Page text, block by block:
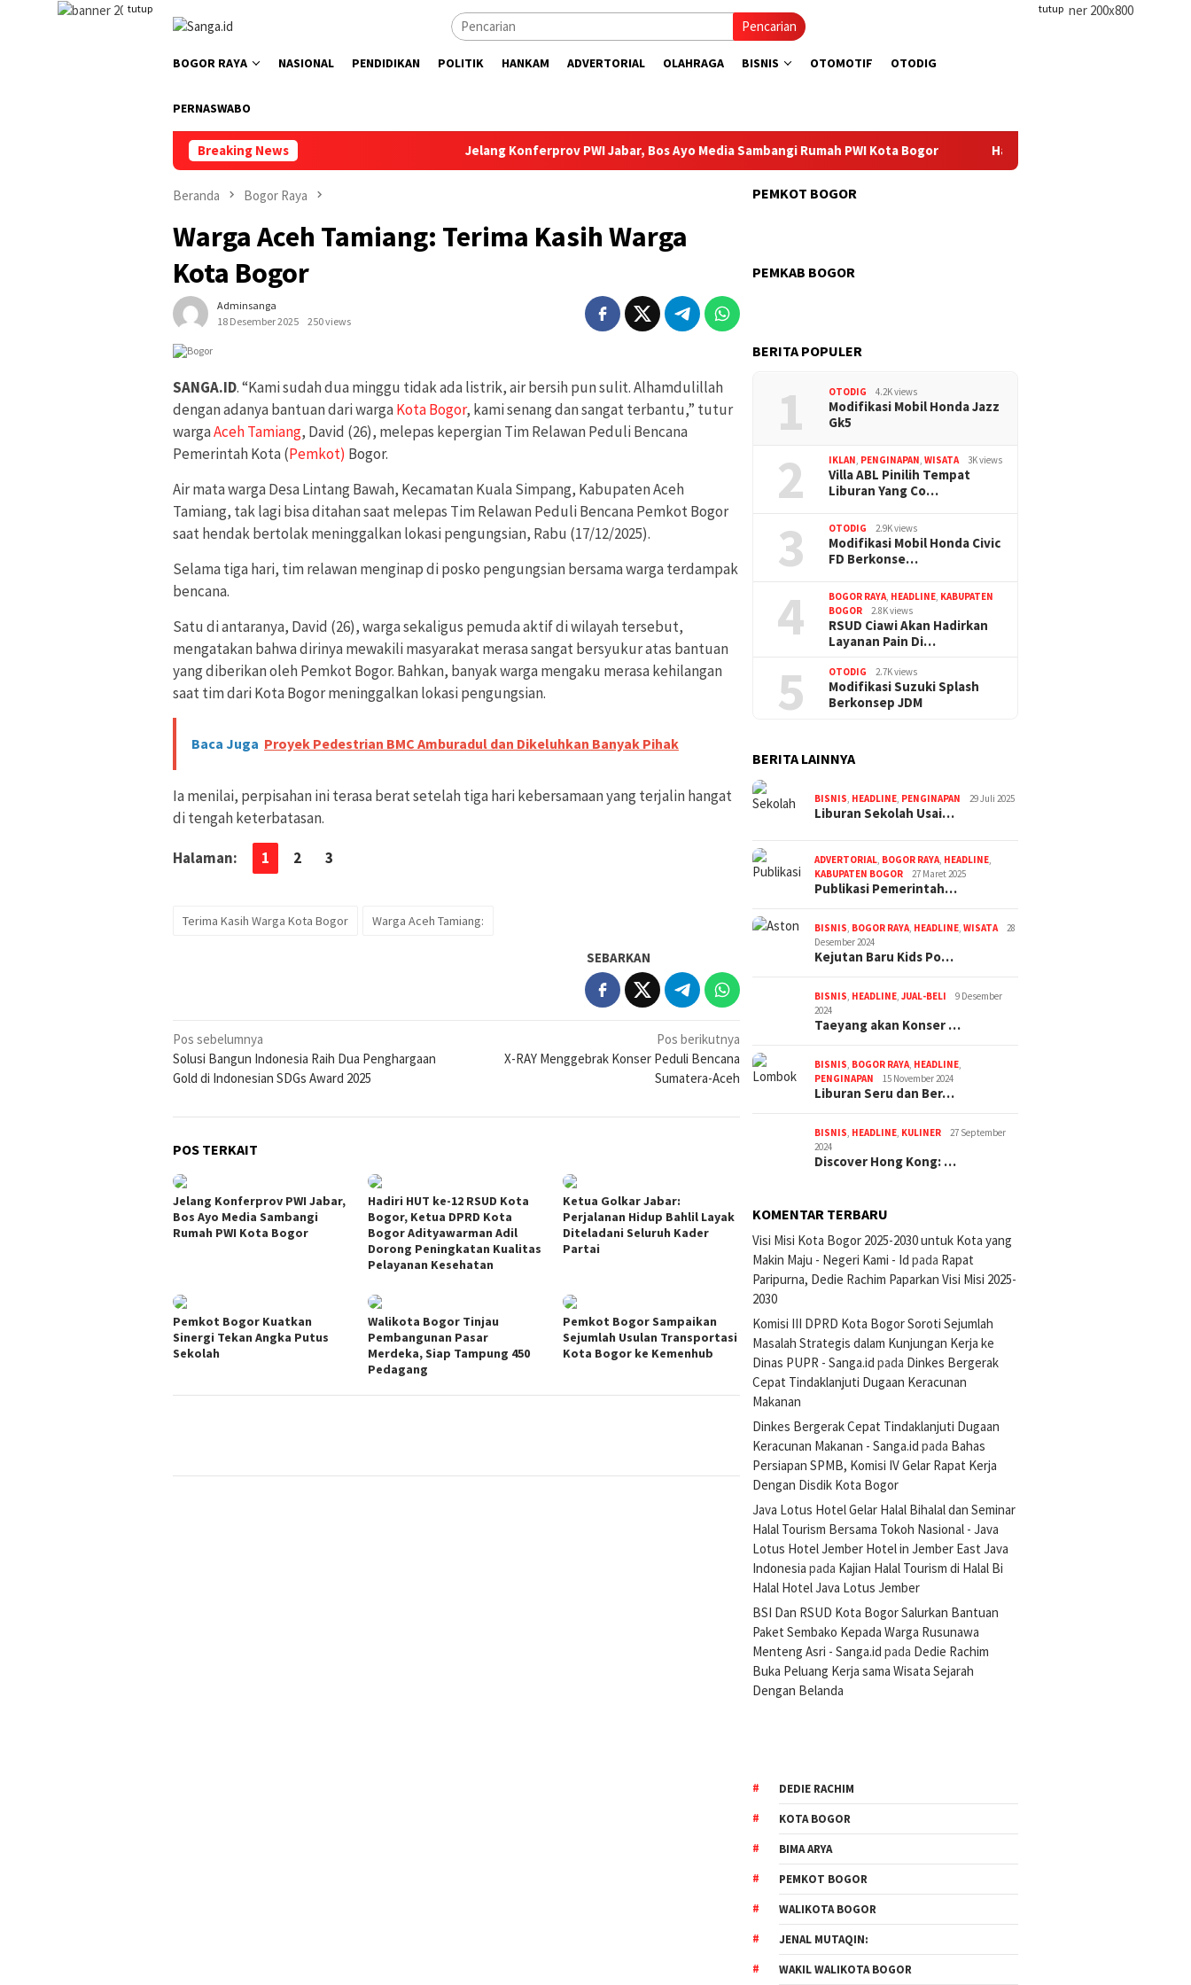
tutup tutup
Pencarian
BOGOR RAYA NASIONAL PENDIDIKAN POLITIK HANKAM ADVERTORIAL OLAHRAGA BISNIS OTOMOTIF OTODIG
PERNASWABO
Breaking News Jelang Konferprov PWI Jabar, Bos Ayo Media Sambangi Rumah PWI Kota Bogor Hadiri HUT ke-12 RSUD Kota Bogor,
Beranda Bogor Raya
Warga Aceh Tamiang: Terima Kasih Warga
Kota Bogor
Adminsanga
18 Desember 2025
250 views
SANGA.ID. “Kami sudah dua minggu tidak ada listrik, air bersih pun sulit. Alhamdulillah
dengan adanya bantuan dari wargaKota Bogor, kami senang dan sangat terbantu,” tutur
wargaAceh Tamiang, David (26), melepas kepergian Tim Relawan Peduli Bencana
Pemerintah Kota (Pemkot) Bogor.
Air mata warga Desa Lintang Bawah, Kecamatan Kuala Simpang, Kabupaten Aceh
Tamiang, tak lagi bisa ditahan saat melepas Tim Relawan Peduli Bencana Pemkot Bogor
saat hendak bertolak meninggalkan lokasi pengungsian, Rabu (17/12/2025).
Selama tiga hari, tim relawan menginap di posko pengungsian bersama warga terdampak
bencana.
Satu di antaranya, David (26), warga sekaligus pemuda aktif di wilayah tersebut,
mengatakan bahwa dirinya mewakili masyarakat merasa sangat bersyukur atas bantuan
yang diberikan oleh Pemkot Bogor. Bahkan, banyak warga mengaku merasa kehilangan
saat tim dari Kota Bogor meninggalkan lokasi pengungsian.
Baca Juga Proyek Pedestrian BMC Amburadul dan Dikeluhkan Banyak Pihak
Ia menilai, perpisahan ini terasa berat setelah tiga hari kebersamaan yang terjalin hangat
di tengah keterbatasan.
Halaman: 1 2 3
Terima Kasih Warga Kota Bogor Warga Aceh Tamiang:
SEBARKAN
Navigasi
pos
Pos sebelumnya
Solusi Bangun Indonesia Raih Dua Penghargaan
Gold di Indonesian SDGs Award 2025
Pos berikutnya
X-RAY Menggebrak Konser Peduli Bencana
Sumatera-Aceh
POS TERKAIT
Jelang Konferprov PWI Jabar,
Bos Ayo Media Sambangi
Rumah PWI Kota Bogor
Hadiri HUT ke-12 RSUD Kota
Bogor, Ketua DPRD Kota
Bogor Adityawarman Adil
Dorong Peningkatan Kualitas
Pelayanan Kesehatan
Ketua Golkar Jabar:
Perjalanan Hidup Bahlil Layak
Diteladani Seluruh Kader
Partai
Pemkot Bogor Kuatkan
Sinergi Tekan Angka Putus
Sekolah
Walikota Bogor Tinjau
Pembangunan Pasar
Merdeka, Siap Tampung 450
Pedagang
Pemkot Bogor Sampaikan
Sejumlah Usulan Transportasi
Kota Bogor ke Kemenhub
PEMKOT BOGOR
PEMKAB BOGOR
BERITA POPULER
1 OTODIG 4.2K views
Modifikasi Mobil Honda Jazz
Gk5
2 IKLAN, PENGINAPAN,WISATA 3K views
Villa ABL Pinilih Tempat
Liburan Yang Co…
3 OTODIG 2.9K views
Modifikasi Mobil Honda Civic
FD Berkonse…
4 BOGOR RAYA, HEADLINE, KABUPATEN
BOGOR
2.8K views
RSUD Ciawi Akan Hadirkan
Layanan Pain Di…
5 OTODIG 2.7K views
Modifikasi Suzuki Splash
Berkonsep JDM
BERITA LAINNYA
BISNIS, HEADLINE, PENGINAPAN 29 Juli 2025
Liburan Sekolah Usai…
ADVERTORIAL, BOGOR RAYA, HEADLINE,
KABUPATEN BOGOR
27 Maret 2025
Publikasi Pemerintah…
BISNIS, BOGOR RAYA, HEADLINE,WISATA
28
Desember 2024
Kejutan Baru Kids Po…
BISNIS, HEADLINE,JUAL-BELI
9 Desember
2024
Taeyang akan Konser …
BISNIS, BOGOR RAYA, HEADLINE,
PENGINAPAN
15 November 2024
Liburan Seru dan Ber…
BISNIS, HEADLINE, KULINER
27 September
2024
Discover Hong Kong: …
KOMENTAR TERBARU
Visi Misi Kota Bogor 2025-2030 untuk Kota yang
Makin Maju - Negeri Kami - Id pada Rapat
Paripurna, Dedie Rachim Paparkan Visi Misi 2025-
2030
Komisi III DPRD Kota Bogor Soroti Sejumlah
Masalah Strategis dalam Kunjungan Kerja ke
Dinas PUPR - Sanga.id pada Dinkes Bergerak
Cepat Tindaklanjuti Dugaan Keracunan
Makanan
Dinkes Bergerak Cepat Tindaklanjuti Dugaan
Keracunan Makanan - Sanga.id pada Bahas
Persiapan SPMB, Komisi IV Gelar Rapat Kerja
Dengan Disdik Kota Bogor
Java Lotus Hotel Gelar Halal Bihalal dan Seminar
Halal Tourism Bersama Tokoh Nasional - Java
Lotus Hotel Jember Hotel in Jember East Java
Indonesia pada Kajian Halal Tourism di Halal Bi
Halal Hotel Java Lotus Jember
BSI Dan RSUD Kota Bogor Salurkan Bantuan
Paket Sembako Kepada Warga Rusunawa
Menteng Asri - Sanga.id pada Dedie Rachim
Buka Peluang Kerja sama Wisata Sejarah
Dengan Belanda
DEDIE RACHIM
KOTA BOGOR
BIMA ARYA
PEMKOT BOGOR
WALIKOTA BOGOR
JENAL MUTAQIN:
WAKIL WALIKOTA BOGOR